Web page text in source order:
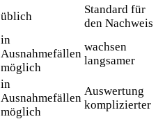
üblich
Standard für
den Nachweis
in
Ausnahmefällen
möglich
wachsen
langsamer
in
Ausnahmefällen
möglich
Auswertung
komplizierter